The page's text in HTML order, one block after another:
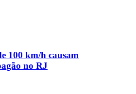
100 km/h causam
no RJ